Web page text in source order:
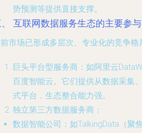
势预测等提供直接支撑。
互联网数据服务生态的主要参
市场已形成多层次、专业化的竞争格
巨头平台型服务商 ：如阿里云
百度智能云。它们提供从数据采集
式平台，生态整合能力强。
独立第三方数据服务商 ：
数据智能公司 ：如TalkingData（聚